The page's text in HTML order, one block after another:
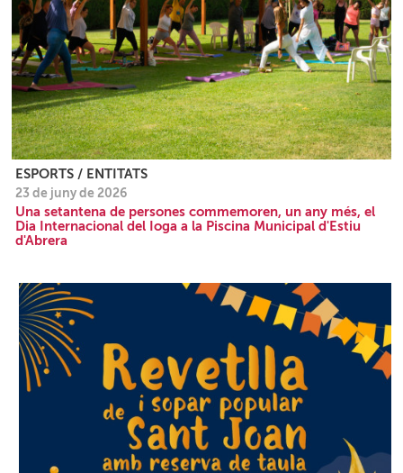
ESPORTS / ENTITATS
23 de juny de 2026
Una setantena de persones commemoren, un any més, el
Dia Internacional del Ioga a la Piscina Municipal d'Estiu
d'Abrera